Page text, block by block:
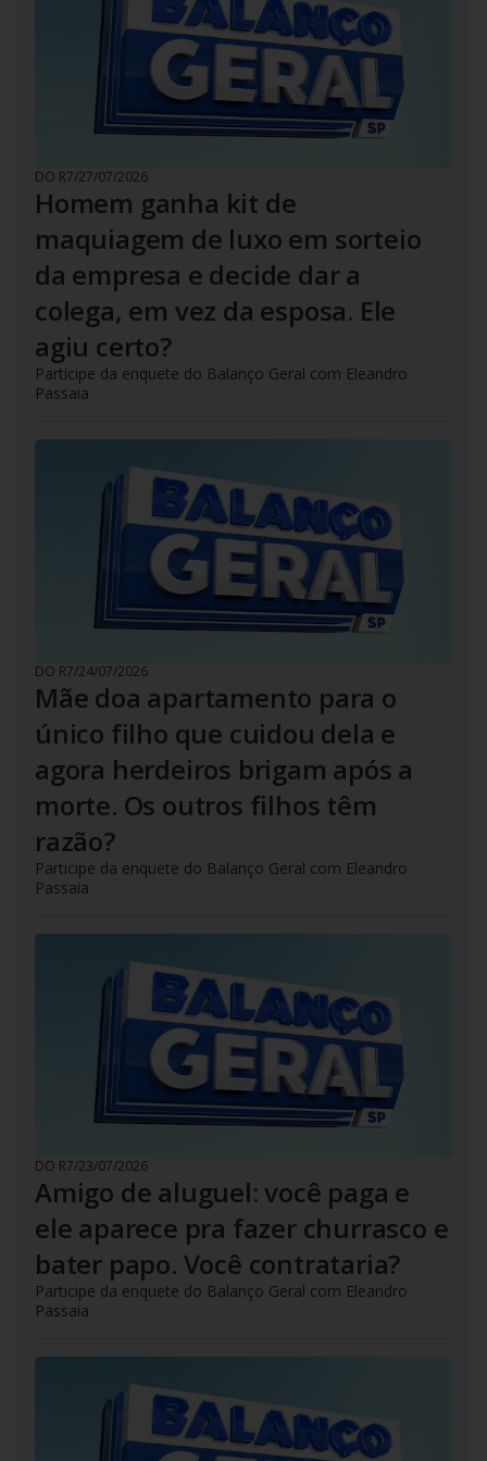
DO R7/27/07/2026
Homem ganha kit de
maquiagem de luxo em sorteio
da empresa e decide dar a
colega, em vez da esposa. Ele
agiu certo?
Participe da enquete do Balanço Geral com Eleandro
Passaia
DO R7/24/07/2026
Mãe doa apartamento para o
único filho que cuidou dela e
agora herdeiros brigam após a
morte. Os outros filhos têm
razão?
Participe da enquete do Balanço Geral com Eleandro
Passaia
DO R7/23/07/2026
Amigo de aluguel: você paga e
ele aparece pra fazer churrasco e
bater papo. Você contrataria?
Participe da enquete do Balanço Geral com Eleandro
Passaia